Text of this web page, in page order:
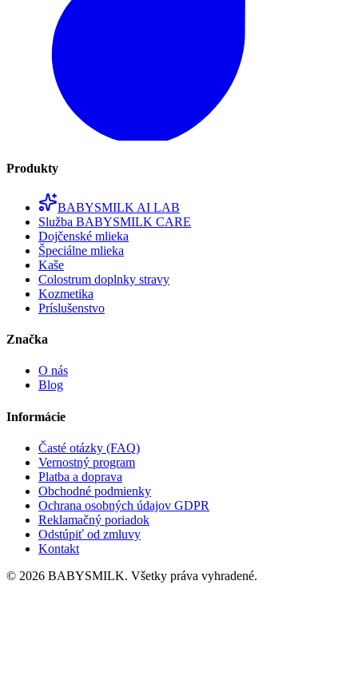
Produkty
BABYSMILK AI LAB
Služba BABYSMILK CARE
Dojčenské mlieka
Špeciálne mlieka
Kaše
Colostrum doplnky stravy
Kozmetika
Príslušenstvo
Značka
O nás
Blog
Informácie
Časté otázky (FAQ)
Vernostný program
Platba a doprava
Obchodné podmienky
Ochrana osobných údajov GDPR
Reklamačný poriadok
Odstúpiť od zmluvy
Kontakt
© 2026 BABYSMILK. Všetky práva vyhradené.